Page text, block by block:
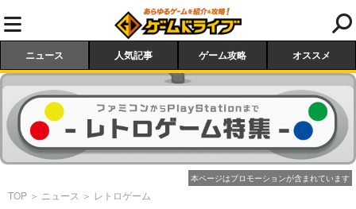
ニュース 人気記事 ゲーム攻略 オススメ
本ページはプロモーションが含まれています
TOP ＞ ニュース ＞ レトロゲーム